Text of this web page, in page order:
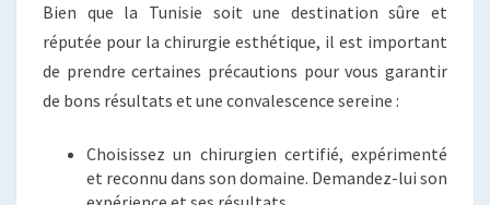
Bien que la Tunisie soit une destination sûre et
réputée pour la chirurgie esthétique, il est important
de prendre certaines précautions pour vous garantir
de bons résultats et une convalescence sereine :
Choisissez un chirurgien certifié, expérimenté
et reconnu dans son domaine. Demandez-lui son